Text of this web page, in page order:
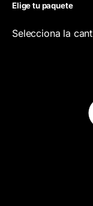
Elige tu paquete
Selecciona la